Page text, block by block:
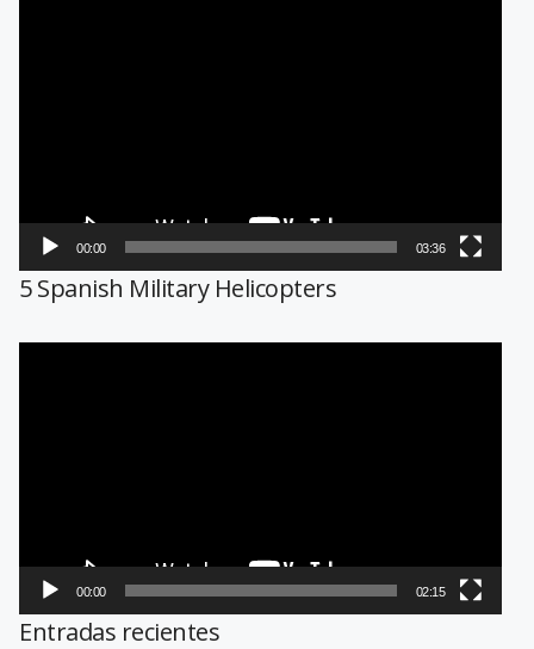
00:00 03:36
5 Spanish Military Helicopters
00:00 02:15
Entradas recientes